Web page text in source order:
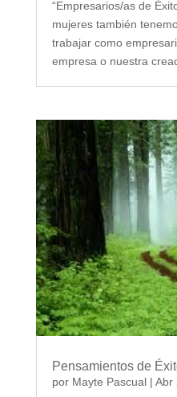
“Empresarios/as de
mujeres también
trabajar como
empresa o nuestra
Pensamientos de
por Mayte Pascual| Abr